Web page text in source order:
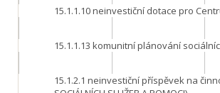
15.1.1.10neinvestiční dotace pro
15.1.1.13 komunitní plánování
15.1.2.1 neinvestiční příspěvek na